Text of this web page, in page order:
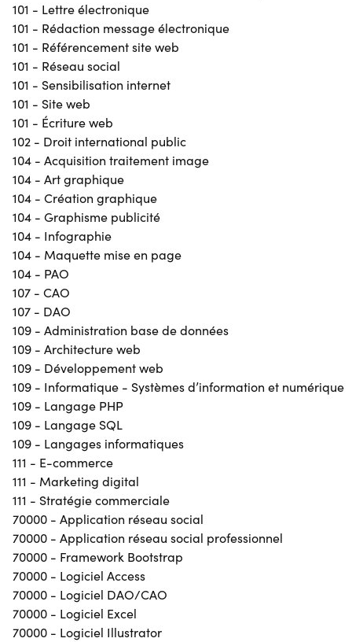
101 - Lettre électronique
101 - Rédaction message électronique
101 - Référencement site web
101 - Réseau social
101 - Sensibilisation internet
101 - Site web
101 - Écriture web
102 - Droit international public
104 - Acquisition traitement image
104 - Art graphique
104 - Création graphique
104 - Graphisme publicité
104 - Infographie
104 - Maquette mise en page
104 - PAO
107 - CAO
107 - DAO
109 - Administration base de données
109 - Architecture web
109 - Développement web
109 - Informatique - Systèmes d’information et numérique
109 - Langage PHP
109 - Langage SQL
109 - Langages informatiques
111 - E-commerce
111 - Marketing digital
111 - Stratégie commerciale
70000 - Application réseau social
70000 - Application réseau social professionnel
70000 - Framework Bootstrap
70000 - Logiciel Access
70000 - Logiciel DAO/CAO
70000 - Logiciel Excel
70000 - Logiciel Illustrator